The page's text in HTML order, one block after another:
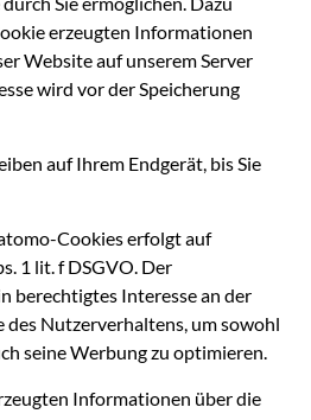
erzeugten Informationen
Website auf unserem Server
wird vor der Speicherung
auf Ihrem Endgerät, bis Sie
Cookies erfolgt auf
1 lit. f DSGVO. Der
berechtigtes Interesse an der
Nutzerverhaltens, um sowohl
seine Werbung zu optimieren.
Informationen über die